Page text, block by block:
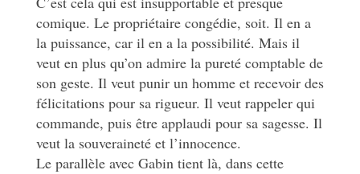
comique. Le propriétaire congédie, soit. Il en a
la puissance, car il en a la possibilité. Mais il
veut en plus qu’on admire la pureté comptable de
son geste. Il veut punir un homme et recevoir des
félicitations pour sa rigueur. Il veut rappeler qui
commande, puis être applaudi pour sa sagesse. Il
veut la souveraineté et l’innocence.
Le parallèle avec Gabin tient là, dans cette